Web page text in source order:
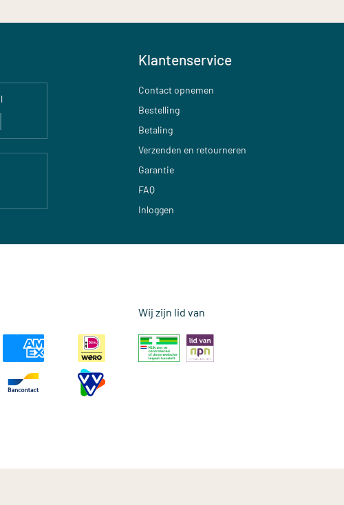
Klantenservice
Contact opnemen
Bestelling
Betaling
Verzenden en retourneren
Garantie
FAQ
Inloggen
Wij zijn lid van